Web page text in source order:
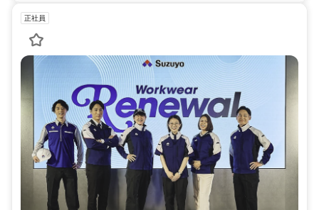
正社員